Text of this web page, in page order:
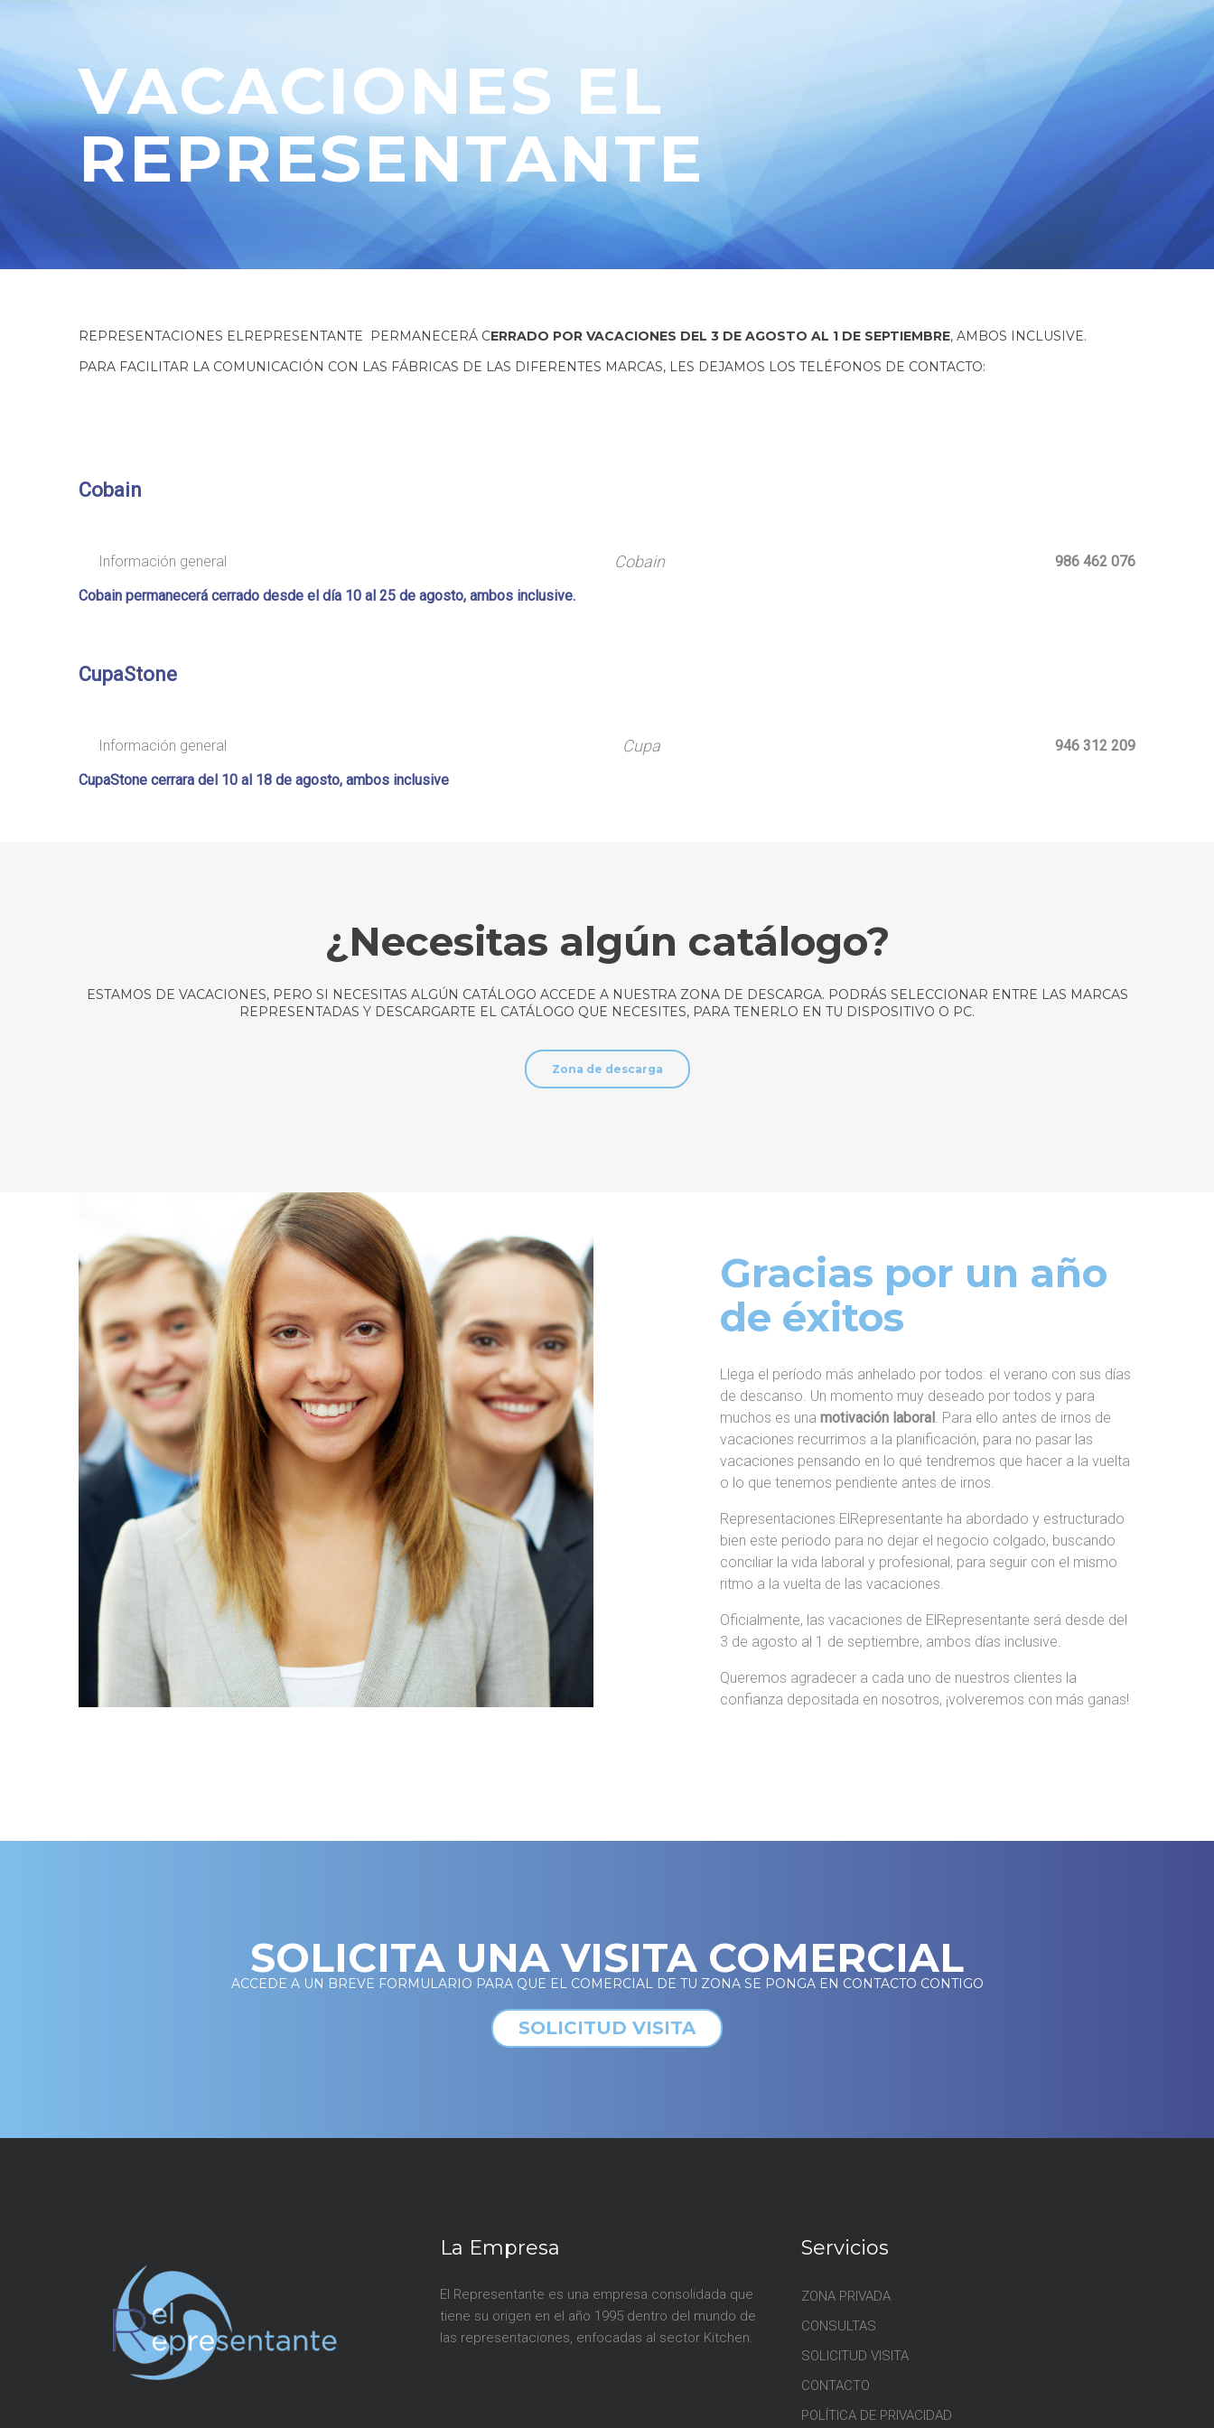
VACACIONES EL
REPRESENTANTE
REPRESENTACIONES ELREPRESENTANTE PERMANECERÁ CERRADO POR VACACIONES DEL 3 DE AGOSTO AL 1 DE SEPTIEMBRE, AMBOS INCLUSIVE.
PARA FACILITAR LA COMUNICACIÓN CON LAS FÁBRICAS DE LAS DIFERENTES MARCAS, LES DEJAMOS LOS TELÉFONOS DE CONTACTO:
Cobain
Información general Cobain
986 462 076
Cobain permanecerá cerrado desde el día 10 al 25 de agosto, ambos inclusive.
CupaStone
Información general Cupa
946 312 209
CupaStone cerrara del 10 al 18 de agosto, ambos inclusive
¿Necesitas algún catálogo?
ESTAMOS DE VACACIONES, PERO SI NECESITAS ALGÚN CATÁLOGO ACCEDE A NUESTRA ZONA DE DESCARGA. PODRÁS SELECCIONAR ENTRE LAS MARCAS
REPRESENTADAS Y DESCARGARTE EL CATÁLOGO QUE NECESITES, PARA TENERLO EN TU DISPOSITIVO O PC.
Zona de descarga
Gracias por un año
de éxitos
Llega el período más anhelado por todos: el verano con sus días
de descanso. Un momento muy deseado por todos y para
muchos es una motivación laboral . Para ello antes de irnos de
vacaciones recurrimos a la planificación, para no pasar las
vacaciones pensando en lo qué tendremos que hacer a la vuelta
o lo que tenemos pendiente antes de irnos.
Representaciones ElRepresentante ha abordado y estructurado
bien este periodo para no dejar el negocio colgado, buscando
conciliar la vida laboral y profesional, para seguir con el mismo
ritmo a la vuelta de las vacaciones.
Oficialmente, las vacaciones de ElRepresentante será desde del
3 de agosto al 1 de septiembre, ambos días inclusive.
Queremos agradecer a cada uno de nuestros clientes la
confianza depositada en nosotros, ¡volveremos con más ganas!
SOLICITA UNA VISITA COMERCIAL
ACCEDE A UN BREVE FORMULARIO PARA QUE EL COMERCIAL DE TU ZONA SE PONGA EN CONTACTO CONTIGO
SOLICITUD VISITA
La Empresa
El Representante es una empresa consolidada que
tiene su origen en el año 1995 dentro del mundo de
las representaciones, enfocadas al sector Kitchen.
Servicios
ZONA PRIVADA
CONSULTAS
SOLICITUD VISITA
CONTACTO
POLÍTICA DE PRIVACIDAD